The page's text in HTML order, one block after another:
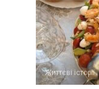
Життєві історії